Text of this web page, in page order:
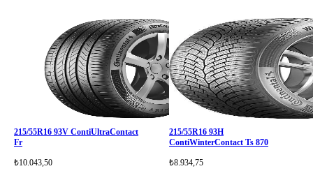
215/55R16 93V ContiUltraContact
Fr
₺10.043,50
215/55R16 93H
ContiWinterContact Ts 870
₺8.934,75